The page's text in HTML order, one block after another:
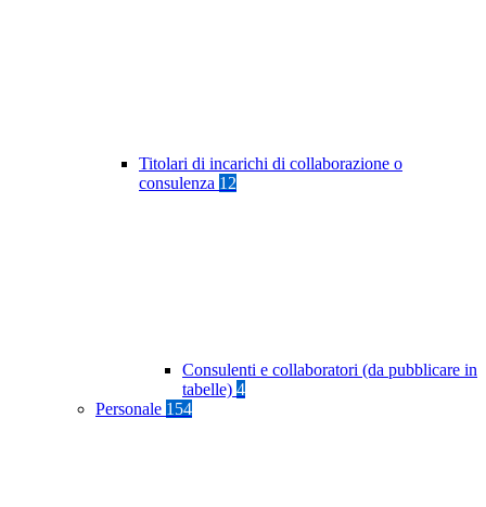
Titolari di incarichi di collaborazione o
consulenza 12
Consulenti e collaboratori (da pubblicare in
tabelle) 4
Personale 154